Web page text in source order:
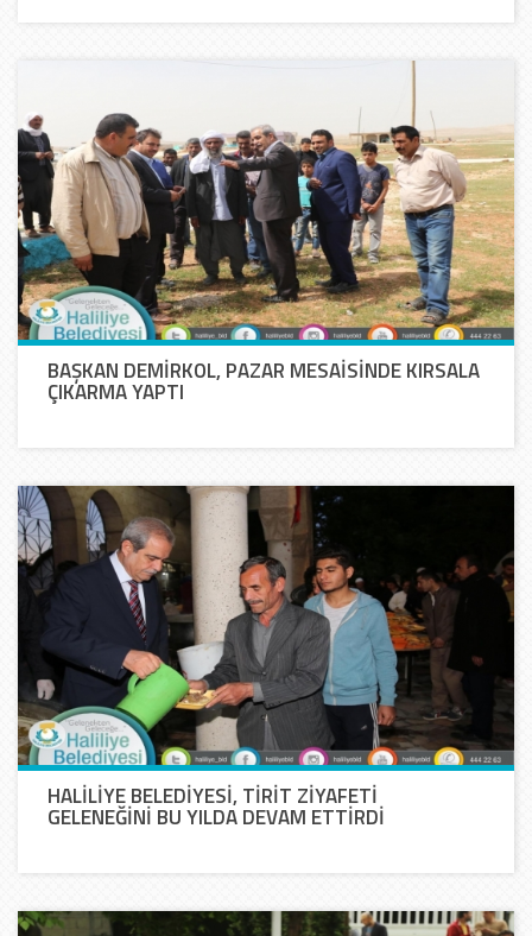
BAŞKAN DEMİRKOL, PAZAR MESAİSİNDE KIRSALA
ÇIKARMA YAPTI
HALİLİYE BELEDİYESİ, TİRİT ZİYAFETİ
GELENEĞİNİ BU YILDA DEVAM ETTİRDİ